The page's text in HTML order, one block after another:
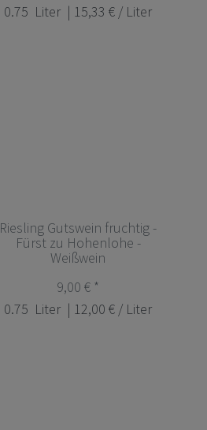
0.75 Liter | 15,33 € / Liter
Riesling Gutswein fruchtig -
Fürst zu Hohenlohe -
Weißwein
9,00 € *
0.75 Liter | 12,00 € / Liter